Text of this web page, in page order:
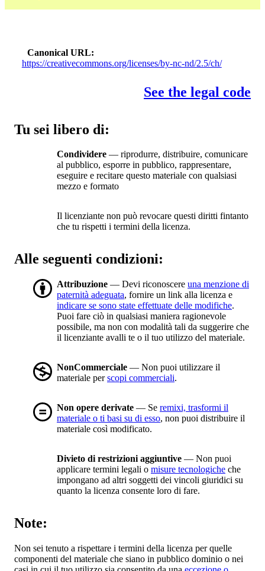
Canonical URL
https://creativecommons.org/licenses/by-nc-nd/2.5/ch/
See the legal code
Tu sei libero di:
Condividere — riprodurre, distribuire, comunicare
al pubblico, esporre in pubblico, rappresentare,
eseguire e recitare questo materiale con qualsiasi
mezzo e formato
Il licenziante non può revocare questi diritti fintanto
che tu rispetti i termini della licenza.
Alle seguenti condizioni:
Attribuzione — Devi riconoscere una menzione di
paternità adeguata, fornire un link alla licenza e
indicare se sono state effettuate delle modifiche.
Puoi fare ciò in qualsiasi maniera ragionevole
possibile, ma non con modalità tali da suggerire che
il licenziante avalli te o il tuo utilizzo del materiale.
NonCommerciale — Non puoi utilizzare il
materiale perscopi commerciali.
Non opere derivate — Se remixi, trasformi il
materiale o ti basi su di esso, non puoi distribuire il
materiale così modificato.
Divieto di restrizioni aggiuntive — Non puoi
applicare termini legali o misure tecnologiche che
impongano ad altri soggetti dei vincoli giuridici su
quanto la licenza consente loro di fare.
Note:
Non sei tenuto a rispettare i termini della licenza per quelle
componenti del materiale che siano in pubblico dominio o nei